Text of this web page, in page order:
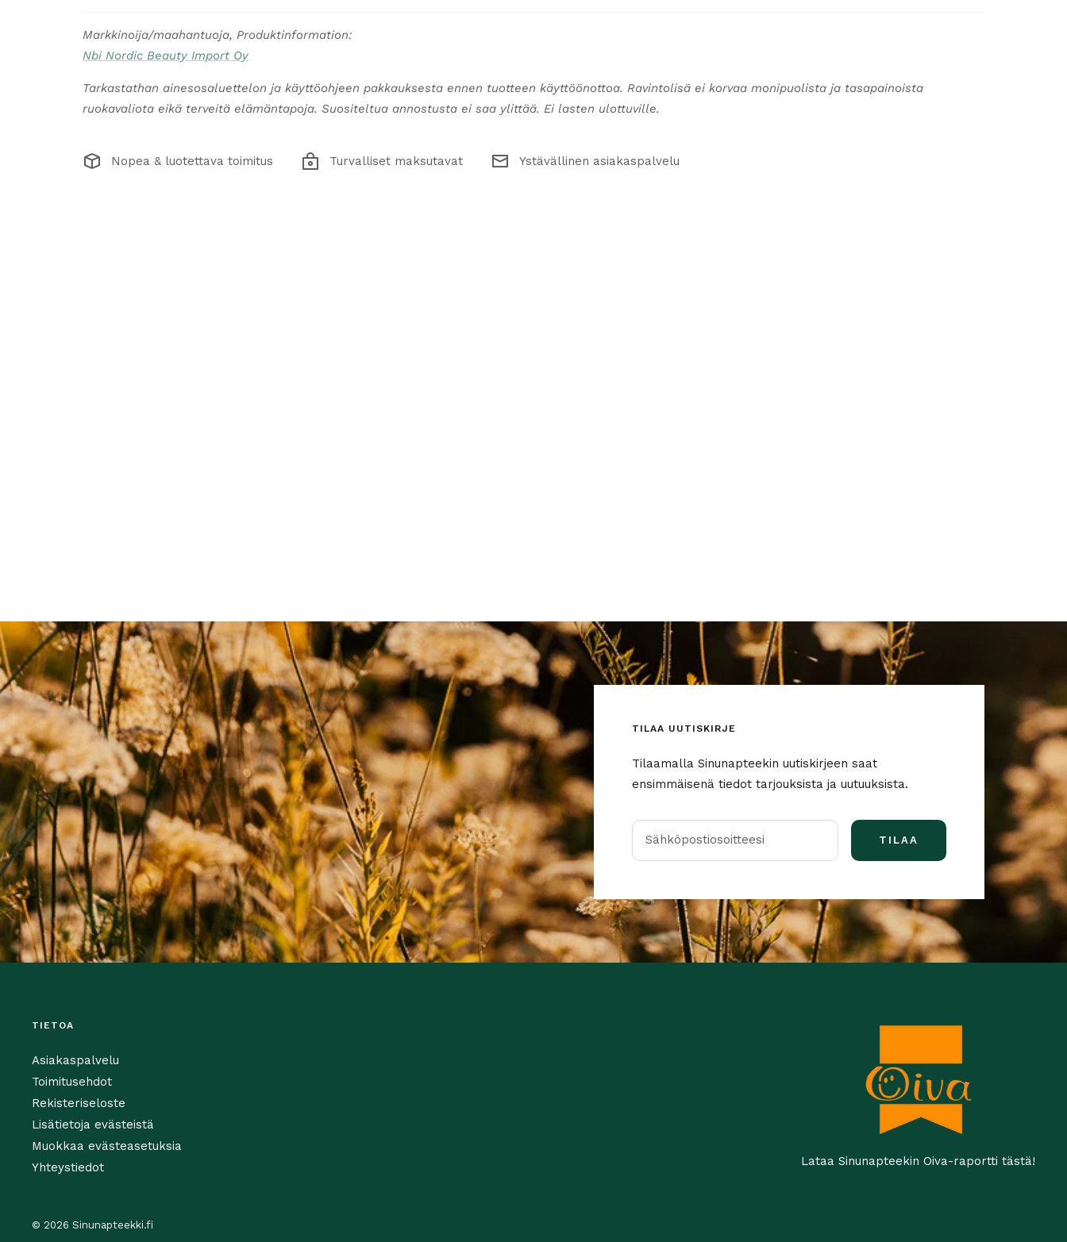
Markkinoija/maahantuoja, Produktinformation:
Nbi Nordic Beauty Import Oy
Tarkastathan ainesosaluettelon ja käyttöohjeen pakkauksesta ennen tuotteen käyttöönottoa. Ravintolisä ei korvaa monipuolista ja tasapainoista
ruokavaliota eikä terveitä elämäntapoja. Suositeltua annostusta ei saa ylittää. Ei lasten ulottuville.
Nopea & luotettava toimitus Turvalliset maksutavat Ystävällinen asiakaspalvelu
TILAA UUTISKIRJE
Tilaamalla Sinunapteekin uutiskirjeen saat
ensimmäisenä tiedot tarjouksista ja uutuuksista.
Sähköpostiosoitteesi TILAA
TIETOA
Asiakaspalvelu
Toimitusehdot
Rekisteriseloste
Lisätietoja evästeistä
Muokkaa evästeasetuksia
Yhteystiedot
Lataa Sinunapteekin Oiva-raportti tästä!
© 2026 Sinunapteekki.fi